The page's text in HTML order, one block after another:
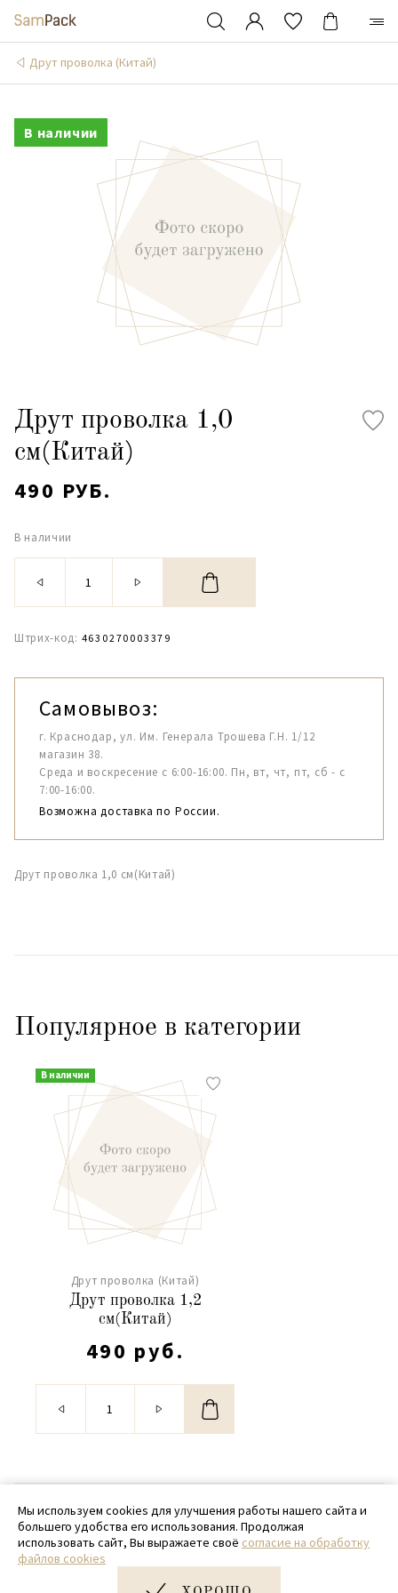
Друт проволка (Китай)
В наличии
Друт проволка 1,0
см(Китай)
490 РУБ.
В наличии
Штрих-код: 4630270003379
Самовывоз:
г. Краснодар, ул. Им. Генерала Трошева Г.Н. 1/12
магазин 38.
Среда и воскресение с 6:00-16:00. Пн, вт, чт, пт, сб - с
7:00-16:00.
Возможна доставка по России.
Друт проволка 1,0 см(Китай)
Популярное в категории
В наличии
Друт проволка (Китай)
Друт проволка 1,2
см(Китай)
490 руб.
© 2020 - 2026 SamPack
+ 7 (918) 699-97-87
zakaz@sampack.store
Мы используем cookies для улучшения работы нашего сайта и
большего удобства его использования. Продолжая
использовать сайт, Вы выражаете своё согласие на обработку
файлов cookies